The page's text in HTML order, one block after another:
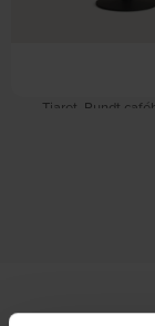
Tiaret, Rundt